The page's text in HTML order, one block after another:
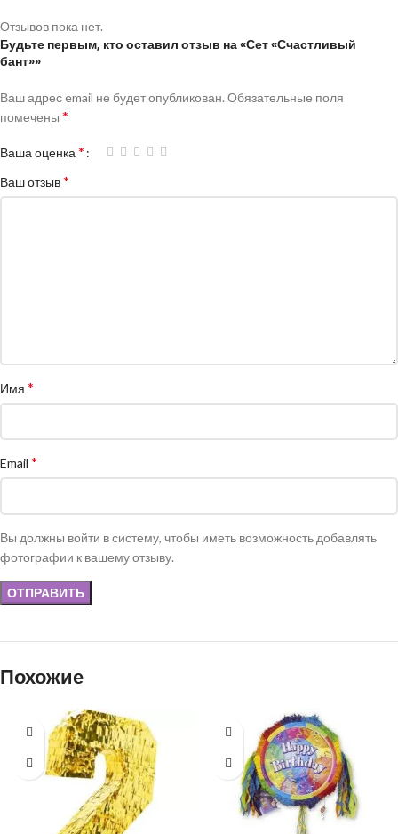
Отзывов пока нет.
Будьте первым, кто оставил отзыв на «Сет «Счастливый
бант»»
Ваш адрес email не будет опубликован. Обязательные поля
помечены *
Ваша оценка *
Ваш отзыв*
Имя *
Email *
Вы должны войти в систему, чтобы иметь возможность добавлять
фотографии к вашему отзыву.
Похожие